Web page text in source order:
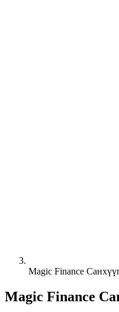
Magic Finance
Magic Finance